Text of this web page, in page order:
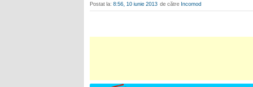
Postat la: 8:56, 10 iunie 2013 de către Incomod